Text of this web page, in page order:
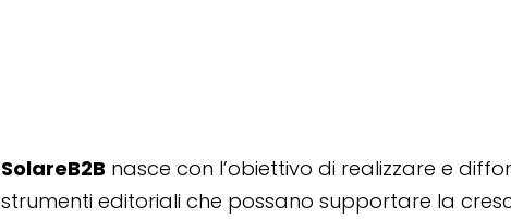
SolareB2B nasce con l’obiettivo di realizzare e
strumenti editoriali che possano supportare la